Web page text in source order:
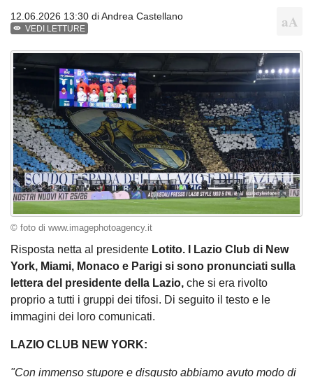
12.06.2026 13:30 diAndrea Castellano
VEDI LETTURE
© foto di www.imagephotoagency.it
Risposta netta al presidente Lotito. I Lazio Club di New
York, Miami, Monaco e Parigi si sono pronunciati sulla
lettera del presidente della Lazio, che si era rivolto
proprio a tutti i gruppi dei tifosi. Di seguito il testo e le
immagini dei loro comunicati.
LAZIO CLUB NEW YORK:
"Con immenso stupore e disgusto abbiamo avuto modo di